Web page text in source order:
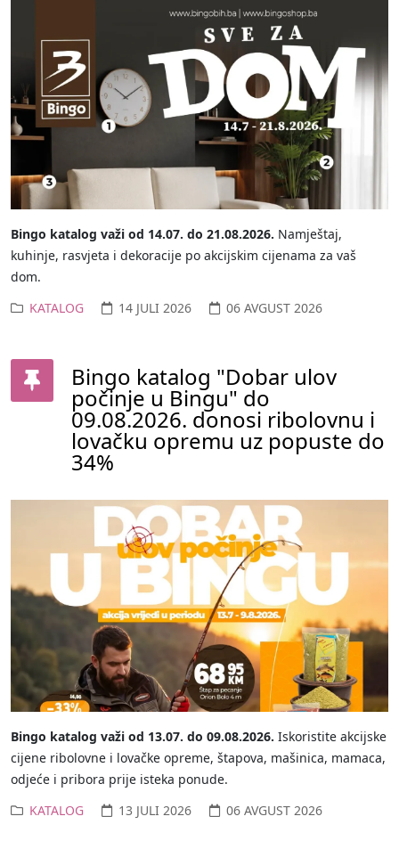
Bingo katalog važi od 14.07. do 21.08.2026. Namještaj,
kuhinje, rasvjeta i dekoracije po akcijskim cijenama za vaš
dom.
KATALOG
14 JULI 2026 06 AVGUST 2026
Bingo katalog "Dobar ulov
počinje u Bingu" do
09.08.2026. donosi ribolovnu i
lovačku opremu uz popuste do
34%
Bingo katalog važi od 13.07. do 09.08.2026. Iskoristite akcijske
cijene ribolovne i lovačke opreme, štapova, mašinica, mamaca,
odjeće i pribora prije isteka ponude.
KATALOG
13 JULI 2026 06 AVGUST 2026